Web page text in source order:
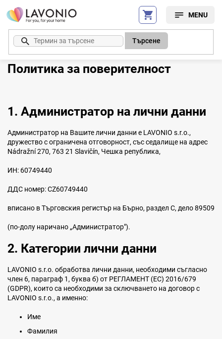
Преминаване
към
съдържанието
Търсене
Политика за поверителност
1. Администратор на лични данни
Администратор на Вашите лични данни е LAVONIO s.r.o.,
дружество с ограничена отговорност, със седалище на адрес
Nádražní 270, 763 21 Slavičín, Чешка република,
ИН: 60749440
ДДС номер: CZ60749440
вписано в Търговския регистър на Бърно, раздел C, дело 89509
(по-долу наричано „Администратор").
2. Категории лични данни
LAVONIO s.r.o. обработва лични данни, необходими съгласно
член 6, параграф 1, буква б) от РЕГЛАМЕНТ (ЕС) 2016/679
(GDPR), които са необходими за сключването на договор с
LAVONIO s.r.o., а именно:
Име
Фамилия